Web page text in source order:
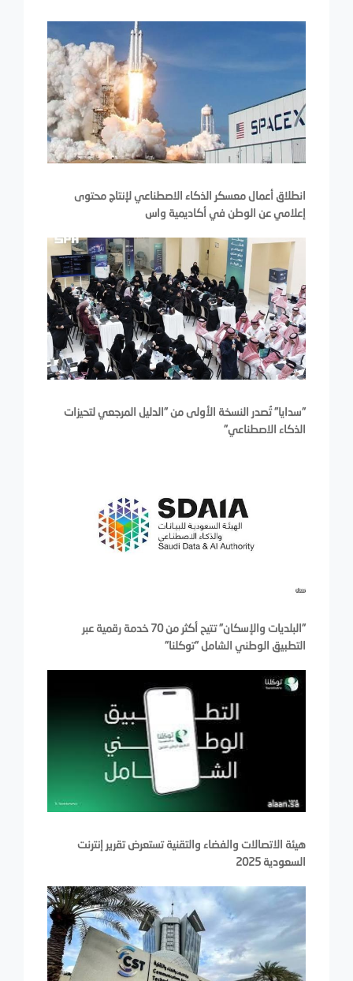
انطلاق أعمال معسكر الذكاء الاصطناعي لإنتاج محتوى
إعلامي عن الوطن في أكاديمية واس
"سدايا" تُصدر النسخة الأولى من "الدليل المرجعي لتحيزات
الذكاء الاصطناعي"
"البلديات والإسكان" تتيح أكثر من 70 خدمة رقمية عبر
التطبيق الوطني الشامل "توكلنا"
هيئة الاتصالات والفضاء والتقنية تستعرض تقرير إنترنت
السعودية 2025